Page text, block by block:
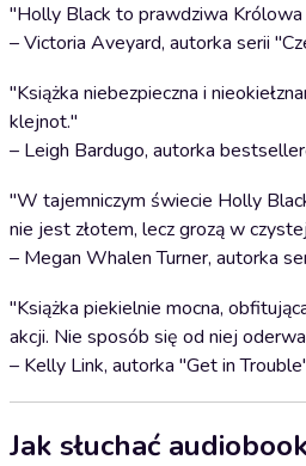
"Holly Black to prawdziwa
– Victoria Aveyard, autorka serii
"Książka niebezpieczna i
klejnot."
– Leigh Bardugo, autorka
"W tajemniczym świecie Holly
nie jest złotem, lecz grozą w
– Megan Whalen Turner, autorka
"Książka piekielnie mocna,
akcji. Nie sposób się od niej
– Kelly Link, autorka "Get in
Jak słuchać